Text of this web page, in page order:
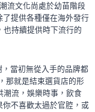
流文化尚處於幼苗階段
了提供各種僅在海外發行
也持續提供時下流行的
當初無從入手的品牌都
那就是結束選貨店的形
潮流，娛樂時事，飲食
不喜歡太過於官腔，或